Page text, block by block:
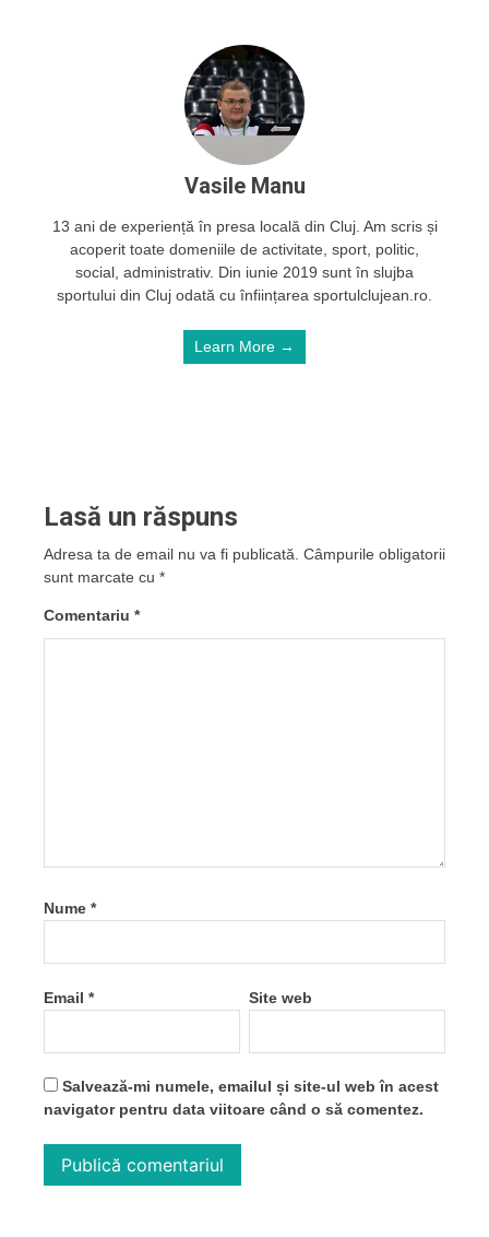
Vasile Manu
13 ani de experiență în presa locală din Cluj. Am scris și
acoperit toate domeniile de activitate, sport, politic,
social, administrativ. Din iunie 2019 sunt în slujba
sportului din Cluj odată cu înființarea sportulclujean.ro.
Learn More →
Lasă un răspuns
Adresa ta de email nu va fi publicată. Câmpurile obligatorii
sunt marcate cu *
Comentariu *
Nume *
Email * Site web
Salvează-mi numele, emailul și site-ul web în acest
navigator pentru data viitoare când o să comentez.